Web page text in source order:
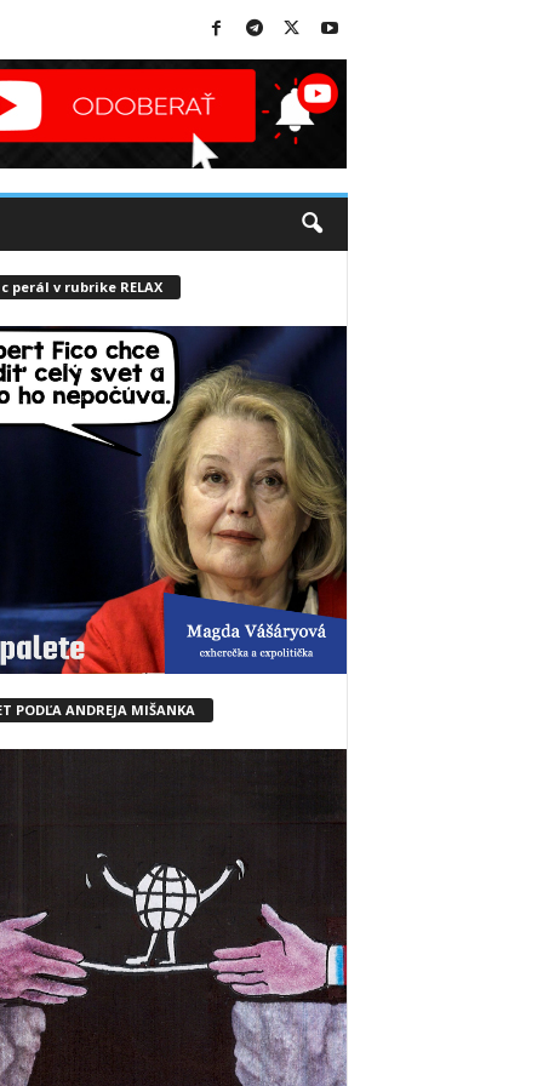
perál v rubrike RELAX
PODĽA ANDREJA MIŠANKA